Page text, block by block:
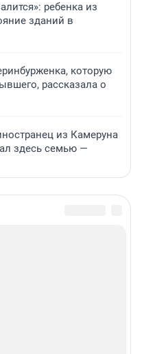
ребенка из
зданий в
которую
рассказала о
из Камеруна
здесь семью —